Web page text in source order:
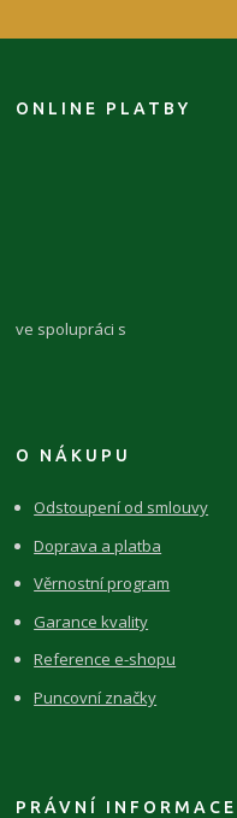
ONLINE PLATBY
ve spolupráci s
O NÁKUPU
Odstoupení od smlouvy
Doprava a platba
Věrnostní program
Garance kvality
Reference e-shopu
Puncovní značky
PRÁVNÍ INFORMACE